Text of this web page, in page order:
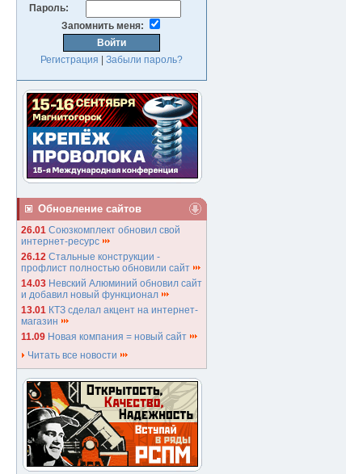
Пароль:
Запомнить меня:
Регистрация Забыли пароль?
Обновление сайтов
26.01 Союзкомплект обновил свой
интернет-ресурс
26.12 Стальные конструкции -
профлист полностью обновили сайт
14.03 Невский Алюминий обновил сайт
и добавил новый функционал
13.01 КТЗ сделал акцент на интернет-
магазин
11.09 Новая компания = новый сайт
Читать все новости